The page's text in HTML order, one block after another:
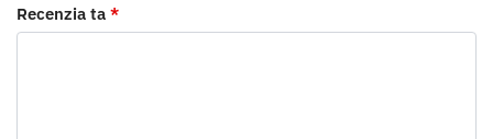
Recenzia ta *